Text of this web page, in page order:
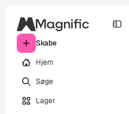
Skabe
Hjem
Søge
Lager